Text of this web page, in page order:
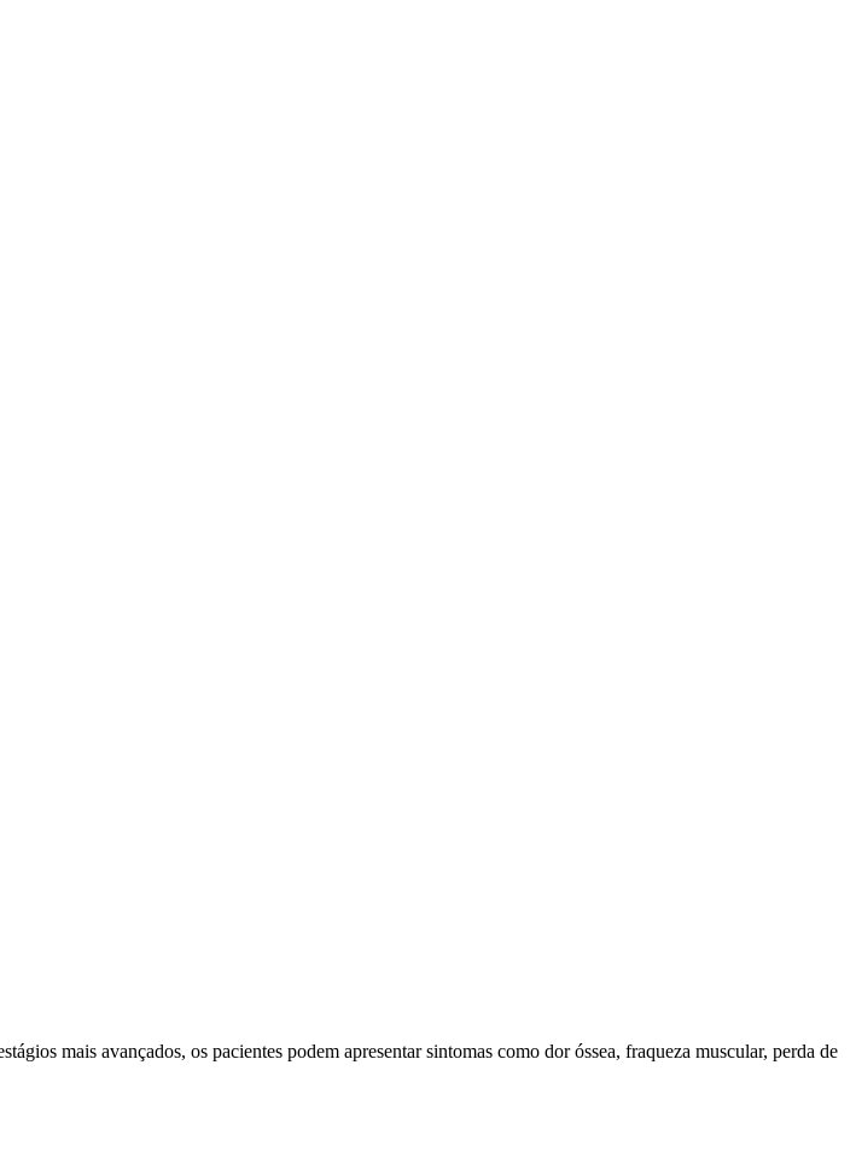
mais avançados, os pacientes podem apresentar sintomas como dor óssea, fraqueza muscular, perda de